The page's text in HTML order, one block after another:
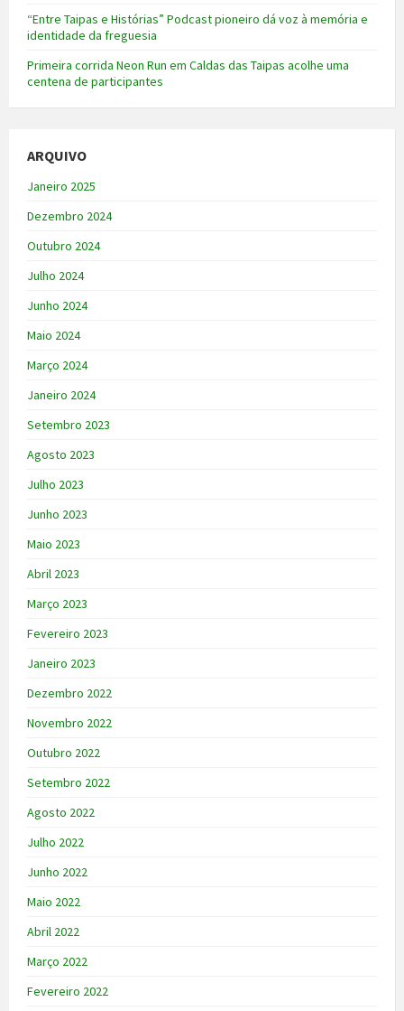
“Entre Taipas e Histórias” Podcast pioneiro dá voz à memória e
identidade da freguesia
Primeira corrida Neon Run em Caldas das Taipas acolhe uma
centena de participantes
ARQUIVO
Janeiro 2025
Dezembro 2024
Outubro 2024
Julho 2024
Junho 2024
Maio 2024
Março 2024
Janeiro 2024
Setembro 2023
Agosto 2023
Julho 2023
Junho 2023
Maio 2023
Abril 2023
Março 2023
Fevereiro 2023
Janeiro 2023
Dezembro 2022
Novembro 2022
Outubro 2022
Setembro 2022
Agosto 2022
Julho 2022
Junho 2022
Maio 2022
Abril 2022
Março 2022
Fevereiro 2022